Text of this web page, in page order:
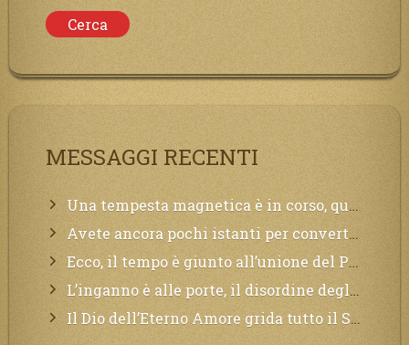
MESSAGGI RECENTI
Una tempesta magnetica è in corso, questa generazione patirà. Il black out non tarderà ad arrivare e tutta la Terra sarà oscurata.
Avete ancora pochi istanti per convertirvi, non perdete tempo, la sciagura arriverà all’improvviso e per chi non si sarà preparato saranno dolori.
Ecco, il tempo è giunto all’unione del Padre con il figlio, non avete che da attendere pochissimo.
L’inganno è alle porte, il disordine degli ordinati urlerà perdono, ma sarà troppo tardi, il tradimento è stato grande!
Il Dio dell’Eterno Amore grida tutto il Suo bene per i Suoi,richiama a Sé i lontani, affinché si pentano e tornino a Lui: